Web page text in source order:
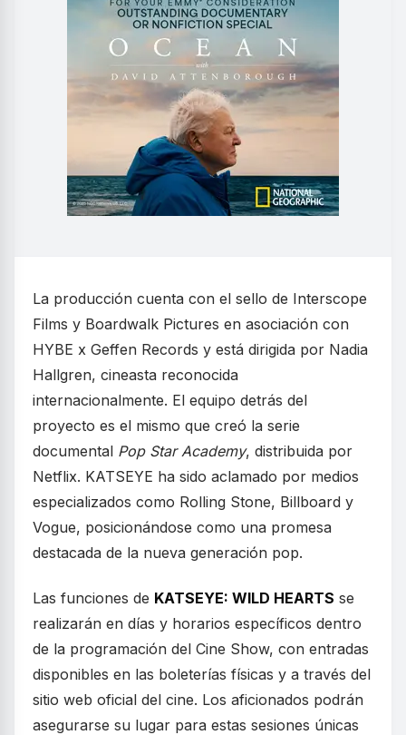
La producción cuenta con el sello de Interscope
Films y Boardwalk Pictures en asociación con
HYBE x Geffen Records y está dirigida por Nadia
Hallgren, cineasta reconocida
internacionalmente. El equipo detrás del
proyecto es el mismo que creó la serie
documental Pop Star Academy, distribuida por
Netflix. KATSEYE ha sido aclamado por medios
especializados como Rolling Stone, Billboard y
Vogue, posicionándose como una promesa
destacada de la nueva generación pop.
Las funciones de KATSEYE: WILD HEARTS se
realizarán en días y horarios específicos dentro
de la programación del Cine Show, con entradas
disponibles en las boleterías físicas y a través del
sitio web oficial del cine. Los aficionados podrán
asegurarse su lugar para estas sesiones únicas